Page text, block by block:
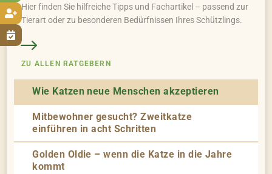


Hier finden Sie hilfreiche Tipps und Fachartikel – passend zur
Tierart oder zu besonderen Bedürfnissen Ihres Schützlings.
ZU ALLEN RATGEBERN
Wie Katzen neue Menschen akzeptieren
Mitbewohner gesucht? Zweitkatze
einführen in acht Schritten
Golden Oldie – wenn die Katze in die Jahre
kommt